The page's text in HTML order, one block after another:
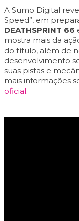
A Sumo Digital
Speed”, em
DEATHSPRINT 66
mostra mais da
do título, além de
desenvolvimento
suas pistas e
mais informações
oficial.